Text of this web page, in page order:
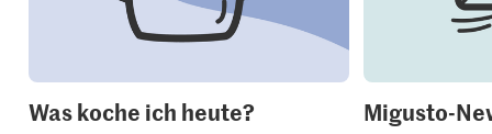
Was koche ich heute? Migusto-